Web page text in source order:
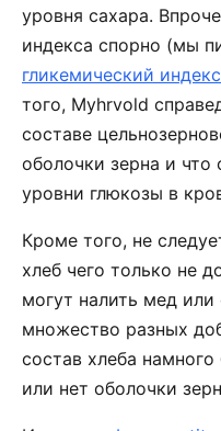
уровня сахара.
индекса спорно (мы
гликемический
того, Myhrvold
составе
оболочки зерна и что
уровни глюкозы в
Кроме того, не
хлеб чего только не
могут налить мед
множество разных
состав хлеба
или нет оболочки